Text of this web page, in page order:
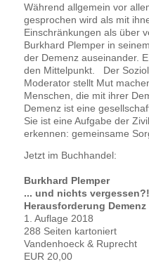
Während allgemein vor
gesprochen wird als mit
Einschränkungen als über
Burkhard Plemper in
der Demenz auseinander.
den Mittelpunkt. Der
Moderator stellt Mut
Menschen, die mit ihrer
Demenz ist eine
Sie ist eine Aufgabe der
erkennen: gemeinsame
Jetzt im Buchhandel:
Burkhard Plemper
... und nichts
Herausforderung Demenz
1. Auflage 2018
288 Seiten kartoniert
Vandenhoeck & Ruprecht
EUR 20,00